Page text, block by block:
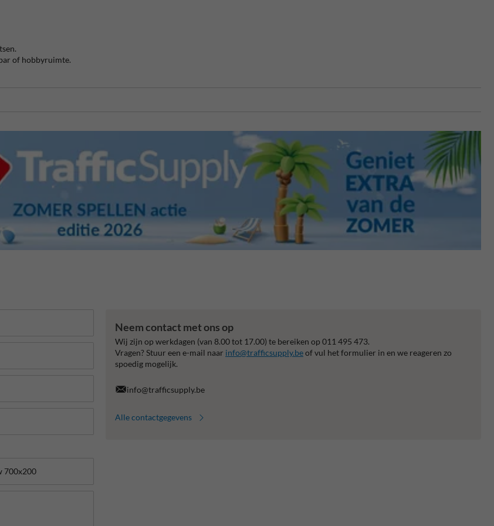
of hobbyruimte.
Neem contact met ons op
Wij zijn op werkdagen (van 8.00 tot 17.00) te bereiken op 011 495 473.
Vragen? Stuur een e-mail naar info@trafficsupply.beof vul het formulier in en we reageren zo
spoedig mogelijk.
info@trafficsupply.be
Alle contactgegevens